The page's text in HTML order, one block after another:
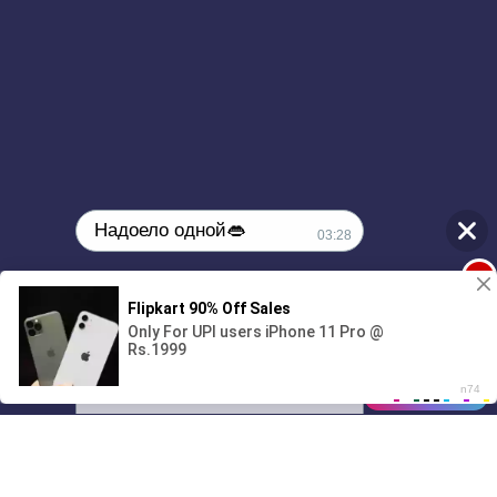
01/07
00:00
Надоело одной👄 03:28
🔞Может, изменим это?💦
1